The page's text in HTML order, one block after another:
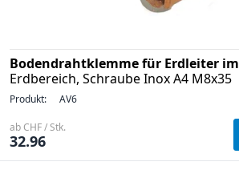
Bodendrahtklemme für Erdleiter im
Erdbereich, Schraube Inox A4 M8x35
Produkt: AV6
ab CHF / Stk.
32.96